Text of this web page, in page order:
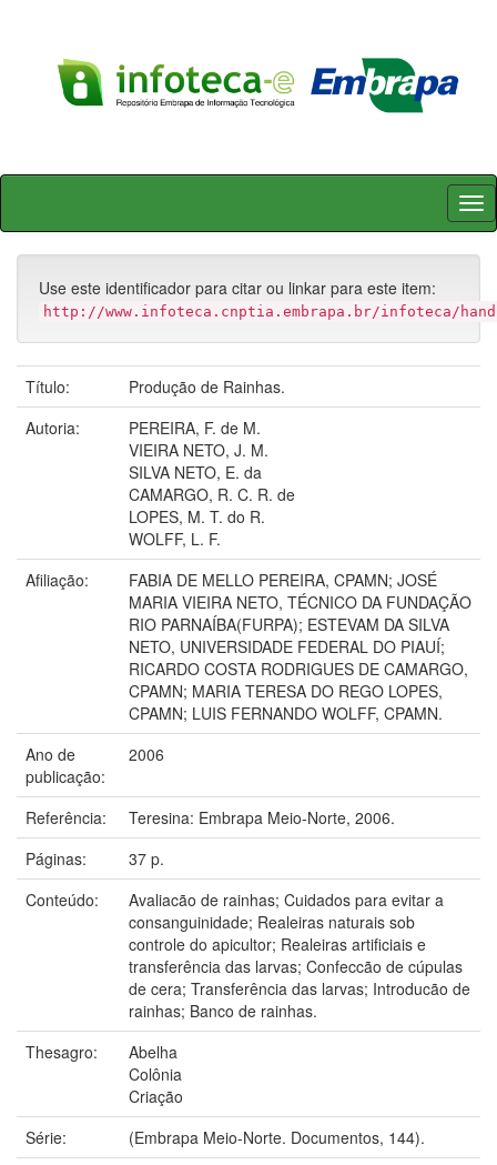
Skip
Use este identificador para citar ou linkar para este item:
http://www.infoteca.cnptia.embrapa.br/infoteca/
Título:
Produção de Rainhas.
Autoria:
PEREIRA, F. de M.
VIEIRA NETO, J. M.
SILVA NETO, E. da
CAMARGO, R. C. R. de
LOPES, M. T. do R.
WOLFF, L. F.
Afiliação:
FABIA DE MELLO PEREIRA, CPAMN; JOSÉ
MARIA VIEIRA NETO, TÉCNICO DA FUNDAÇÃO
RIO PARNAÍBA(FURPA); ESTEVAM DA SILVA
NETO, UNIVERSIDADE FEDERAL DO PIAUÍ;
RICARDO COSTA RODRIGUES DE CAMARGO,
CPAMN; MARIA TERESA DO REGO LOPES,
CPAMN; LUIS FERNANDO WOLFF, CPAMN.
Ano de
publicação:
2006
Referência:
Teresina: Embrapa Meio-Norte, 2006.
Páginas:
37 p.
Conteúdo:
Avaliacão de rainhas; Cuidados para evitar a
consanguinidade; Realeiras naturais sob
controle do apicultor; Realeiras artificiais e
transferência das larvas; Confeccão de cúpulas
de cera; Transferência das larvas; Introducão de
rainhas; Banco de rainhas.
Thesagro:
Abelha
Colônia
Criação
Série:
(Embrapa Meio-Norte. Documentos, 144).